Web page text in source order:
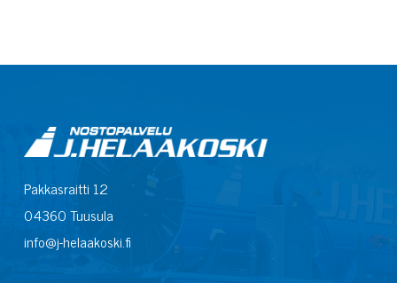
Pakkasraitti 12
04360 Tuusula
info@j-helaakoski.fi